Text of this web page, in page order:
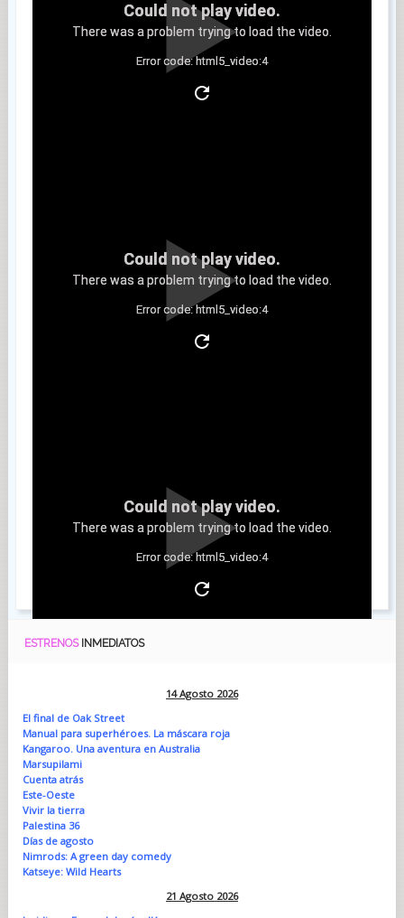
Could not play video.
There was a problem trying to load the video.
Error code: html5_video:4
Could not play video.
There was a problem trying to load the video.
Error code: html5_video:4
Could not play video.
There was a problem trying to load the video.
Error code: html5_video:4
ESTRENOS INMEDIATOS
14 Agosto 2026
El final de Oak Street
Manual para superhéroes. La máscara roja
Kangaroo. Una aventura en Australia
Marsupilami
Cuenta atrás
Este-Oeste
Vivir la tierra
Palestina 36
Días de agosto
Nimrods: A green day comedy
Katseye: Wild Hearts
21 Agosto 2026